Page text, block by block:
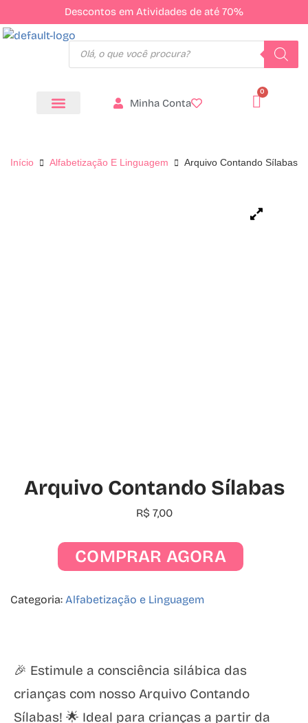
Descontos em Atividades de até 70%
Minha Conta
Início Alfabetização E Linguagem Arquivo Contando Sílabas
Arquivo Contando Sílabas
R$ 7,00
COMPRAR AGORA
Categoria: Alfabetização e Linguagem
🎉 Estimule a consciência silábica das
crianças com nosso Arquivo Contando
Sílabas! 🌟 Ideal para crianças a partir da